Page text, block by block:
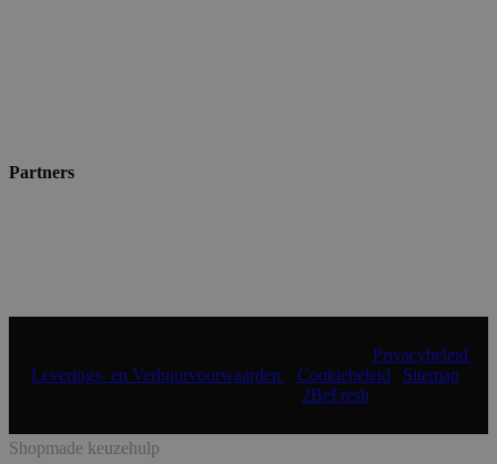
Partners
Privacybeleid
Leverings- en Verhuurvoorwaarden
Cookiebeleid Sitemap|
2BeFresh
Shopmade keuzehulp